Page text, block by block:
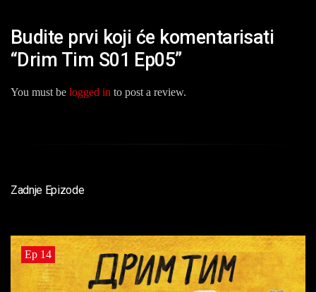
Budite prvi koji će komentarisati
“Drim Tim S01 Ep05”
You must be logged in to post a review.
Zadnje Epizode
Ep 14